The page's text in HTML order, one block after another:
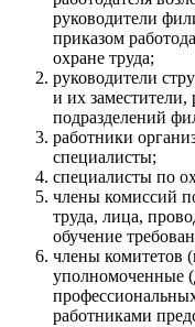
руководители
приказом
охране труда;
руководители
и их заместители,
подразделений
работники
специалисты;
специалисты по
члены комиссий
труда, лица,
обучение
члены комитетов
уполномоченные
работниками